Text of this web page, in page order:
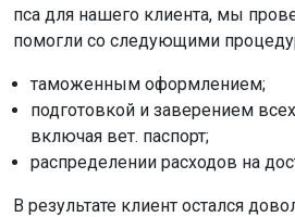
пса для нашего клиента, мы
помогли со следующими
таможенным оформлением;
подготовкой и заверением
включая вет. паспорт;
распределении расходов на
В результате клиент остался